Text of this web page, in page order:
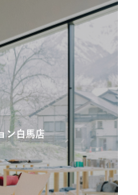
ン白馬店